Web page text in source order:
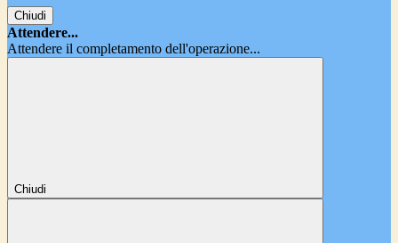
Chiudi
Attendere...
Attendere il completamento dell'operazione...
Chiudi